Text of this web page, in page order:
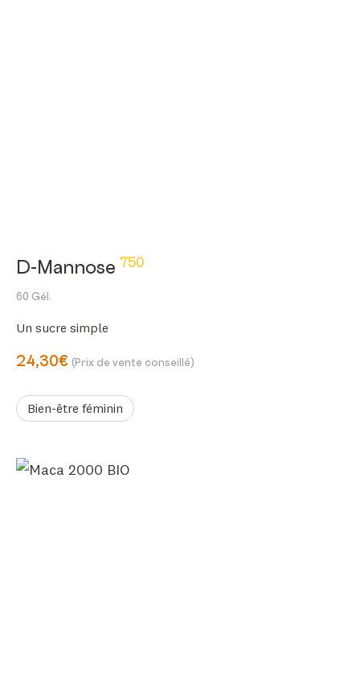
D-Mannose 750
60 Gél.
Un sucre simple
24,30€ (Prix de vente conseillé)
Bien-être féminin